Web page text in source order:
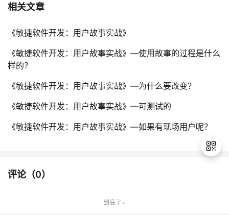
相关文章
《敏捷软件开发：用户故事实战》
《敏捷软件开发：用户故事实战》—使用故事的过程是什么
样的？
《敏捷软件开发：用户故事实战》—为什么要改变？
《敏捷软件开发：用户故事实战》—可测试的
《敏捷软件开发：用户故事实战》—如果有现场用户呢？
评论（0）
到底了~